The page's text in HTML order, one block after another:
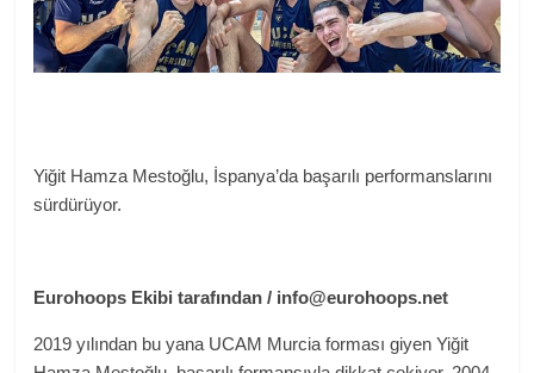
Yiğit Hamza Mestoğlu, İspanya’da başarılı performanslarını
sürdürüyor.
Eurohoops Ekibi tarafından / info@eurohoops.net
2019 yılından bu yana UCAM Murcia forması giyen Yiğit